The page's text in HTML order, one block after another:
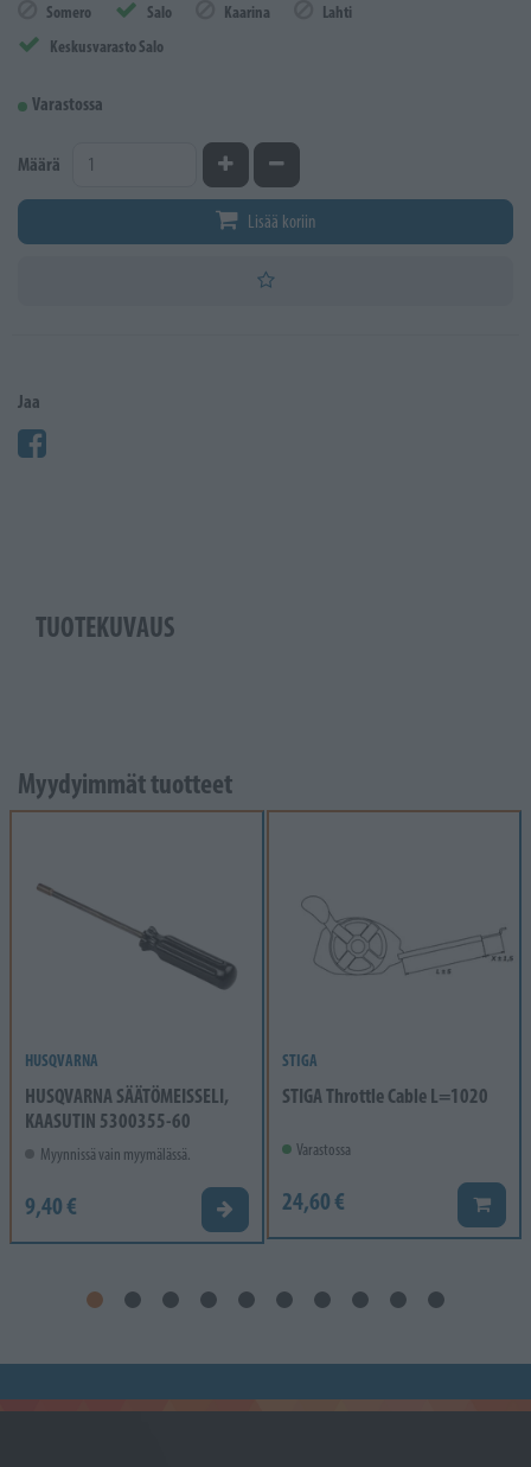
Somero Salo Kaarina
Lahti
Keskusvarasto Salo
Varastossa
Määrä Kasvata määrääVähennä määrää
Lisää koriin
Jaa
TUOTEKUVAUS
Myydyimmät tuotteet
HUSQVARNA
HUSQVARNA SÄÄTÖMEISSELI,
KAASUTIN 5300355-60
Myynnissä vain myymälässä.
9,40 € Valitse vaihtoehto
STIGA
STIGA Throttle Cable L=1020
Varastossa
24,60 € Lisää